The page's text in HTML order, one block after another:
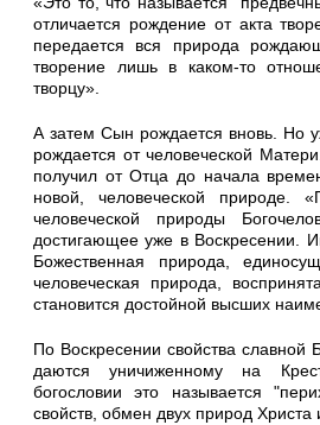
отличается рождение от акта
передается вся природа
творение лишь в каком-то
творцу».
А затем Сын рождается вновь. Но
рож­дается от человеческой
получил от Отца до начала
новой, человеческой природе.
человеческой природы
достигающее уже в Воскресении.
Божественная природа,
человеческая природа,
становится достойной высших
По Воскресении свойства славной
да­ются уничиженному на
богословии это на­зывается
свойств, обмен двух природ